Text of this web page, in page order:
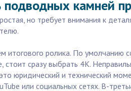
подводных камней
но требует внимания к
ролика. По
стоит сразу выбрать 4K.
юридический и технический
или социальных сетях. В-